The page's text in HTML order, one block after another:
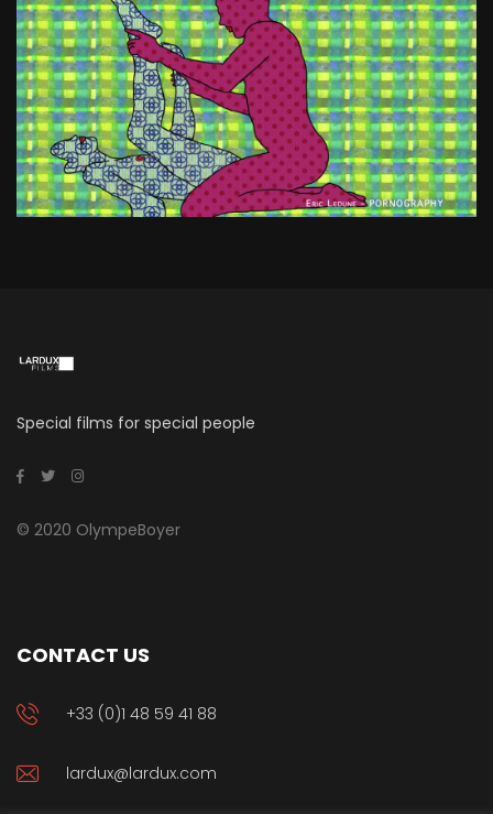
Special films for special people
© 2020 OlympeBoyer
CONTACT US
+33 (0)1 48 59 41 88
lardux@lardux.com